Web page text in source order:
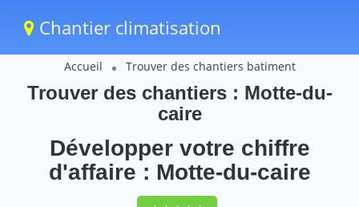
Chantier climatisation
Accueil Trouver des chantiers batiment
Trouver des chantiers : Motte-du-
caire
Développer votre chiffre
d'affaire : Motte-du-caire